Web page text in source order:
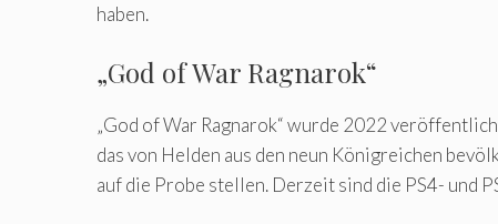
haben.
„God of War Ragnarok“
„God of War Ragnarok“ wurde 2022
das von Helden aus den neun Königreichen
auf die Probe stellen. Derzeit sind die PS4- und